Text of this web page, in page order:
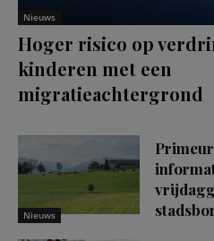
Nieuws
Hoger risico op
kinderen met een
migratieachtergrond
Nieuws